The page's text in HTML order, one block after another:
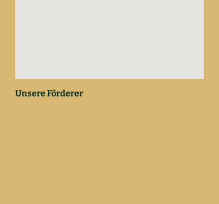
Unsere Förderer